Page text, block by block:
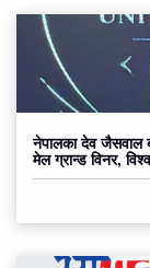
नेपालका देव जैसवाल
मेल ग्रान्ड विनर,